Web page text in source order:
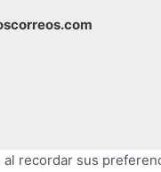
recordar sus